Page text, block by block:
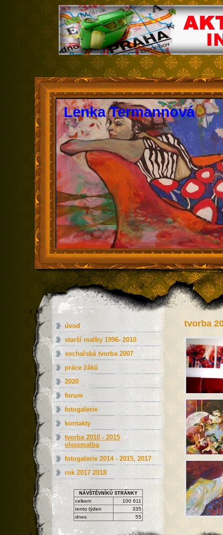
Lenka Termannová
tvorba
úvod
starší malby 1996- 2010
sochařská tvorba 2007
práce žáků
2020
forum
fotogalerie
kontakty
tvorba 2010 - 2015
olejomalba
fotogalerie 2014 - 2015, 2017
rok 2017 2018
NÁVŠTĚVNÍKŮ STRÁNKY
celkem
100 611
tento týden
335
dnes
55